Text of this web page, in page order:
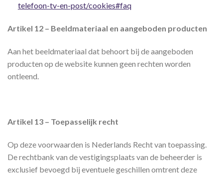
telefoon-tv-en-post/cookies#faq
Artikel 12 – Beeldmateriaal en aangeboden producten
Aan het beeldmateriaal dat behoort bij de aangeboden
producten op de website kunnen geen rechten worden
ontleend.
Artikel 13 – Toepasselijk recht
Op deze voorwaarden is Nederlands Recht van toepassing.
De rechtbank van de vestigingsplaats van de beheerder is
exclusief bevoegd bij eventuele geschillen omtrent deze